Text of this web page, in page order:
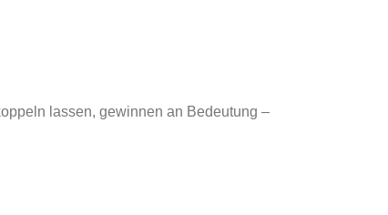
lassen, gewinnen an Bedeutung –